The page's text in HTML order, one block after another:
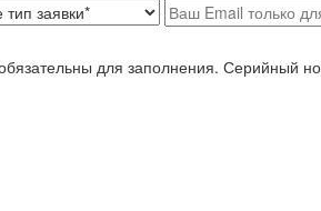
для заполнения. Серийный